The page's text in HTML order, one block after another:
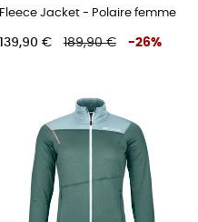
Fleece Jacket - Polaire femme
139,90 € 189,90 € -26%